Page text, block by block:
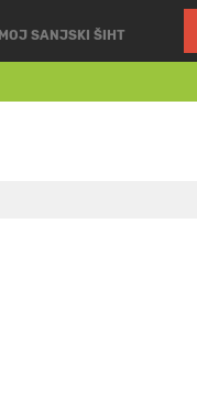
MOJ SANJSKI ŠIHT